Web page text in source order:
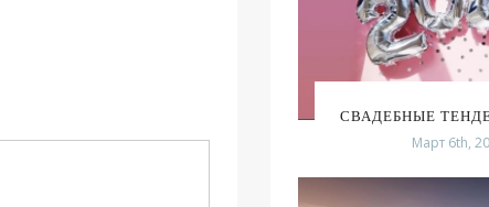
СВАДЕБНЫЕ
Март 6th,